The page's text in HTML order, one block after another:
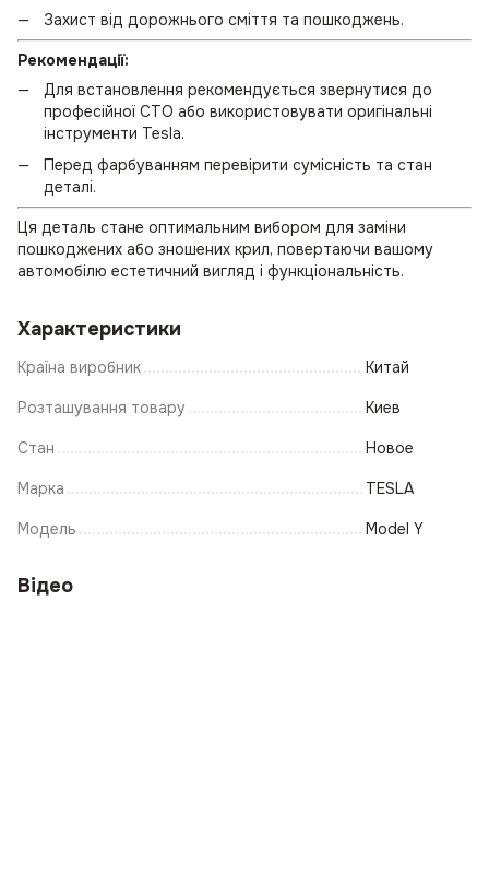
Захист від дорожнього сміття та пошкоджень.
Рекомендації:
Для встановлення рекомендується звернутися до
професійної СТО або використовувати оригінальні
інструменти Tesla.
Перед фарбуванням перевірити сумісність та стан
деталі.
Ця деталь стане оптимальним вибором для заміни
пошкоджених або зношених крил, повертаючи вашому
автомобілю естетичний вигляд і функціональність.
Характеристики
Країна виробник Китай
Розташування товару Киев
Стан Новое
Марка TESLA
Модель Model Y
Відео